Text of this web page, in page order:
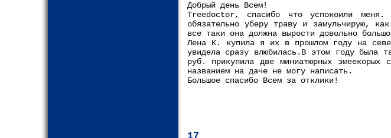
Добрый день Всем!
Treedoctor, спасибо что успокоили
обязательно уберу траву и замульчирую,
все таки она должна вырости довольно
Лена К. купила я их в прошлом году на
увидела сразу влюбилась.В этом году была
руб. прикупила две миниатюрных
названием на даче не могу написать.
Большое спасибо Всем за отклики!